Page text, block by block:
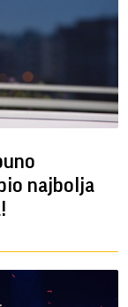
najbolja